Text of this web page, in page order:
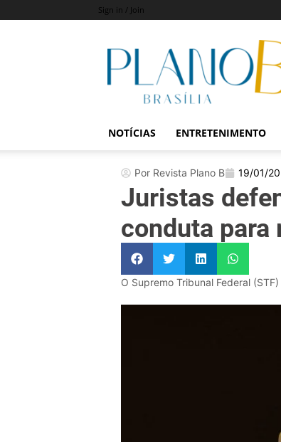
Sign in / Join
Revista
Plano
NOTÍCIAS ENTRETENIMENTO
Por Revista Plano B 19/01/
Juristas
conduta para
O Supremo Tribunal Federal